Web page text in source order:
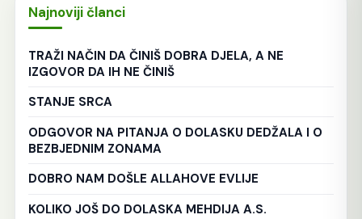
Najnoviji članci
TRAŽI NAČIN DA ČINIŠ DOBRA DJELA, A NE
IZGOVOR DA IH NE ČINIŠ
STANJE SRCA
ODGOVOR NA PITANJA O DOLASKU DEDŽALA I O
BEZBJEDNIM ZONAMA
DOBRO NAM DOŠLE ALLAHOVE EVLIJE
KOLIKO JOŠ DO DOLASKA MEHDIJA A.S.